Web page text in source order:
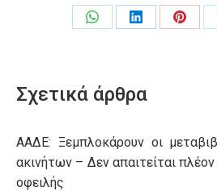
Share
Share
Share
Σχετικά άρθρα
ΑΑΔΕ: Ξεμπλοκάρουν οι
ακινήτων – Δεν απαιτείται
οφειλής